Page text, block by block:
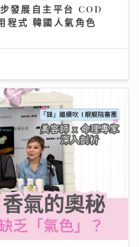
發展自主平台 COD
程式 韓國人氣角色